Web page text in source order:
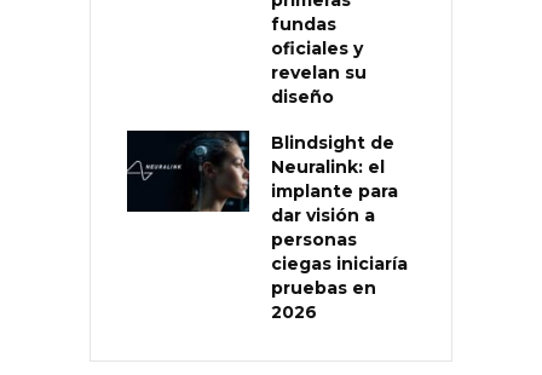
fundas
oficiales y
revelan su
diseño
Blindsight de
Neuralink: el
implante para
dar visión a
personas
ciegas iniciaría
pruebas en
2026